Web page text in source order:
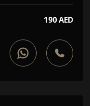
190 AED